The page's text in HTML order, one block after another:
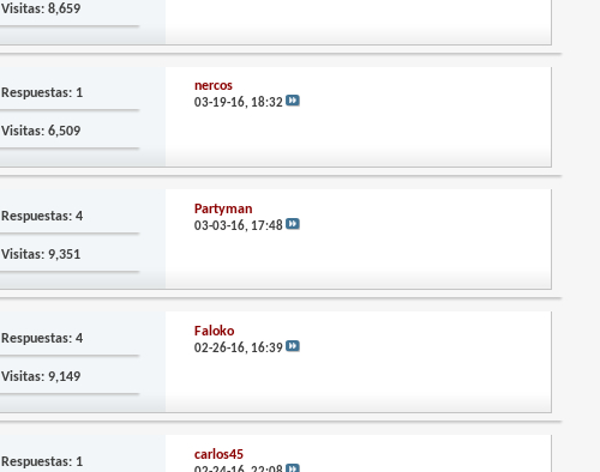
Visitas: 8,659
Respuestas: 1
Visitas: 6,509
nercos
03-19-16, 18:32
Respuestas: 4
Visitas: 9,351
Partyman
03-03-16, 17:48
Respuestas: 4
Visitas: 9,149
Faloko
02-26-16, 16:39
Respuestas: 1 carlos45